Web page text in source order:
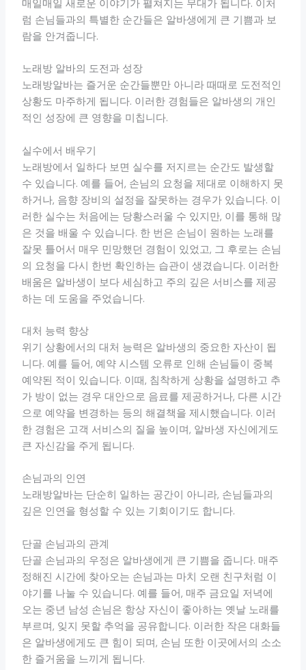
매일매일 새로운 이야기가 펼쳐지는 무대가 됩니다. 이처
럼 손님들과의 특별한 순간들은 알바생에게 큰 기쁨과 보
람을 안겨줍니다.
노래방 알바의 도전과 성장
노래방알바는 즐거운 순간들뿐만 아니라 때때로 도전적인
상황도 마주하게 됩니다. 이러한 경험들은 알바생의 개인
적인 성장에 큰 영향을 미칩니다.
실수에서 배우기
노래방에서 일하다 보면 실수를 저지르는 순간도 발생할
수 있습니다. 예를 들어, 손님의 요청을 제대로 이해하지 못
하거나, 음향 장비의 설정을 잘못하는 경우가 있습니다. 이
러한 실수는 처음에는 당황스러울 수 있지만, 이를 통해 많
은 것을 배울 수 있습니다. 한 번은 손님이 원하는 노래를
잘못 틀어서 매우 민망했던 경험이 있었고, 그 후로는 손님
의 요청을 다시 한번 확인하는 습관이 생겼습니다. 이러한
배움은 알바생이 보다 세심하고 주의 깊은 서비스를 제공
하는 데 도움을 주었습니다.
대처 능력 향상
위기 상황에서의 대처 능력은 알바생의 중요한 자산이 됩
니다. 예를 들어, 예약 시스템 오류로 인해 손님들이 중복
예약된 적이 있습니다. 이때, 침착하게 상황을 설명하고 추
가 방이 없는 경우 대안으로 음료를 제공하거나, 다른 시간
으로 예약을 변경하는 등의 해결책을 제시했습니다. 이러
한 경험은 고객 서비스의 질을 높이며, 알바생 자신에게도
큰 자신감을 주게 됩니다.
손님과의 인연
노래방알바는 단순히 일하는 공간이 아니라, 손님들과의
깊은 인연을 형성할 수 있는 기회이기도 합니다.
단골 손님과의 관계
단골 손님과의 우정은 알바생에게 큰 기쁨을 줍니다. 매주
정해진 시간에 찾아오는 손님과는 마치 오랜 친구처럼 이
야기를 나눌 수 있습니다. 예를 들어, 매주 금요일 저녁에
오는 중년 남성 손님은 항상 자신이 좋아하는 옛날 노래를
부르며, 잊지 못할 추억을 공유합니다. 이러한 작은 대화들
은 알바생에게도 큰 힘이 되며, 손님 또한 이곳에서의 소소
한 즐거움을 느끼게 됩니다.